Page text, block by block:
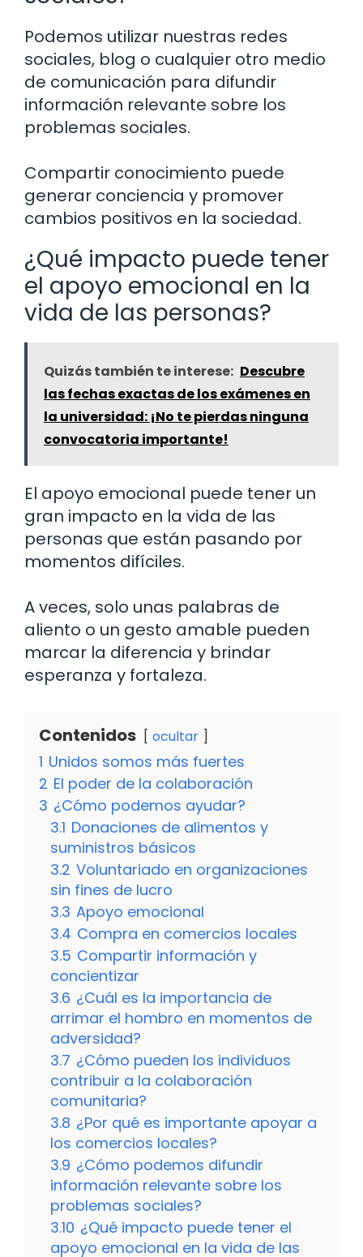
Podemos utilizar nuestras redes
sociales, blog o cualquier otro medio
de comunicación para difundir
información relevante sobre los
problemas sociales.
Compartir conocimiento puede
generar conciencia y promover
cambios positivos en la sociedad.
¿Qué impacto puede tener
el apoyo emocional en la
vida de las personas?
Quizás también te interese: Descubre
las fechas exactas de los exámenes en
la universidad: ¡No te pierdas ninguna
convocatoria importante!
El apoyo emocional puede tener un
gran impacto en la vida de las
personas que están pasando por
momentos difíciles.
A veces, solo unas palabras de
aliento o un gesto amable pueden
marcar la diferencia y brindar
esperanza y fortaleza.
Contenidos ocultar
1 Unidos somos más fuertes
2 El poder de la colaboración
3 ¿Cómo podemos ayudar?
3.1 Donaciones de alimentos y
suministros básicos
3.2 Voluntariado en organizaciones
sin fines de lucro
3.3 Apoyo emocional
3.4 Compra en comercios locales
3.5 Compartir información y
concientizar
3.6 ¿Cuál es la importancia de
arrimar el hombro en momentos de
adversidad?
3.7 ¿Cómo pueden los individuos
contribuir a la colaboración
comunitaria?
3.8 ¿Por qué es importante apoyar a
los comercios locales?
3.9 ¿Cómo podemos difundir
información relevante sobre los
problemas sociales?
3.10 ¿Qué impacto puede tener el
apoyo emocional en la vida de las